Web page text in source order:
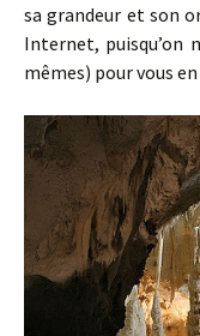
sa grandeur et son
Internet, puisqu’on
mêmes) pour vous